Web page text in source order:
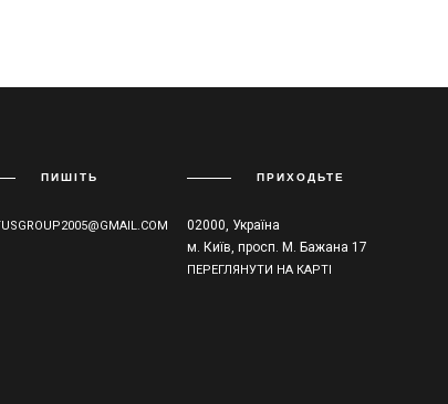
ПИШІТЬ ПРИХОДЬТЕ
02000, Україна
м. Київ, просп. М. Бажана 17
ПЕРЕГЛЯНУТИ НА КАРТІ